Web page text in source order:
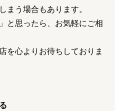
まう場合もあります。
と思ったら、お気軽にご相
を心よりお待ちしておりま